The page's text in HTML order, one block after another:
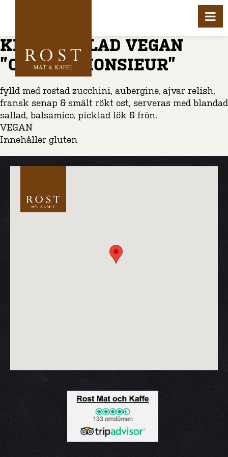
KLÄMGRILLAD VEGAN
”CROQUE MONSIEUR”
fylld med rostad zucchini, aubergine, ajvar relish,
fransk senap & smält rökt ost, serveras med blandad
sallad, balsamico, picklad lök & frön.
VEGAN
Innehåller gluten